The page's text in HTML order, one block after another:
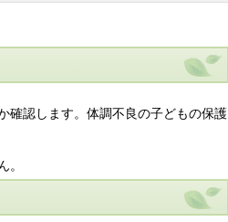
確認します。体調不良の子どもの保護
。